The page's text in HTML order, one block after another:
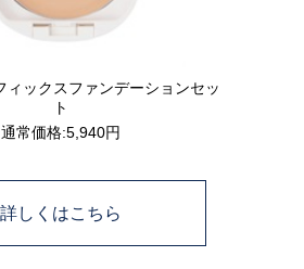
ィックスファンデーションセッ
ト
通常価格:5,940円
詳しくはこちら